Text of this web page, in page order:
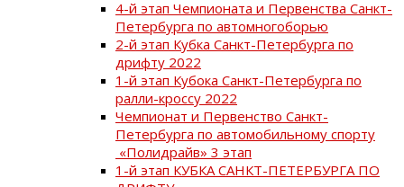
4-й этап Чемпионата и Первенства Санкт-
Петербурга по автомногоборью
2-й этап Кубка Санкт-Петербурга по
дрифту 2022
1-й этап Кубока Санкт-Петербурга по
ралли-кроссу 2022
Чемпионат и Первенство Санкт-
Петербурга по автомобильному спорту
«Полидрайв» 3 этап
1-й этап КУБКА САНКТ-ПЕТЕРБУРГА ПО